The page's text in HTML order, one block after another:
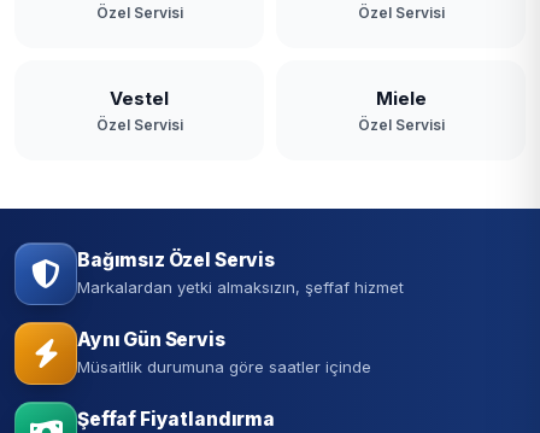
Özel Servisi Özel Servisi
Vestel
Özel Servisi
Miele
Özel Servisi
Bağımsız Özel Servis
Markalardan yetki almaksızın, şeffaf hizmet
Aynı Gün Servis
Müsaitlik durumuna göre saatler içinde
Şeffaf Fiyatlandırma